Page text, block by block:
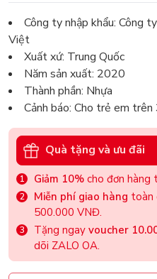
Công ty nhập khẩu: Công
Việt
Xuất xứ: Trung Quốc
Năm sản xuất: 2020
Thành phần: Nhựa
Cảnh báo: Cho trẻ em
Quà tặng và ưu đãi
Giảm 10% cho đơn hàng
Miễn phí giao hàng toàn
500.000 VNĐ.
Tặng ngay voucher
dõi ZALO OA.